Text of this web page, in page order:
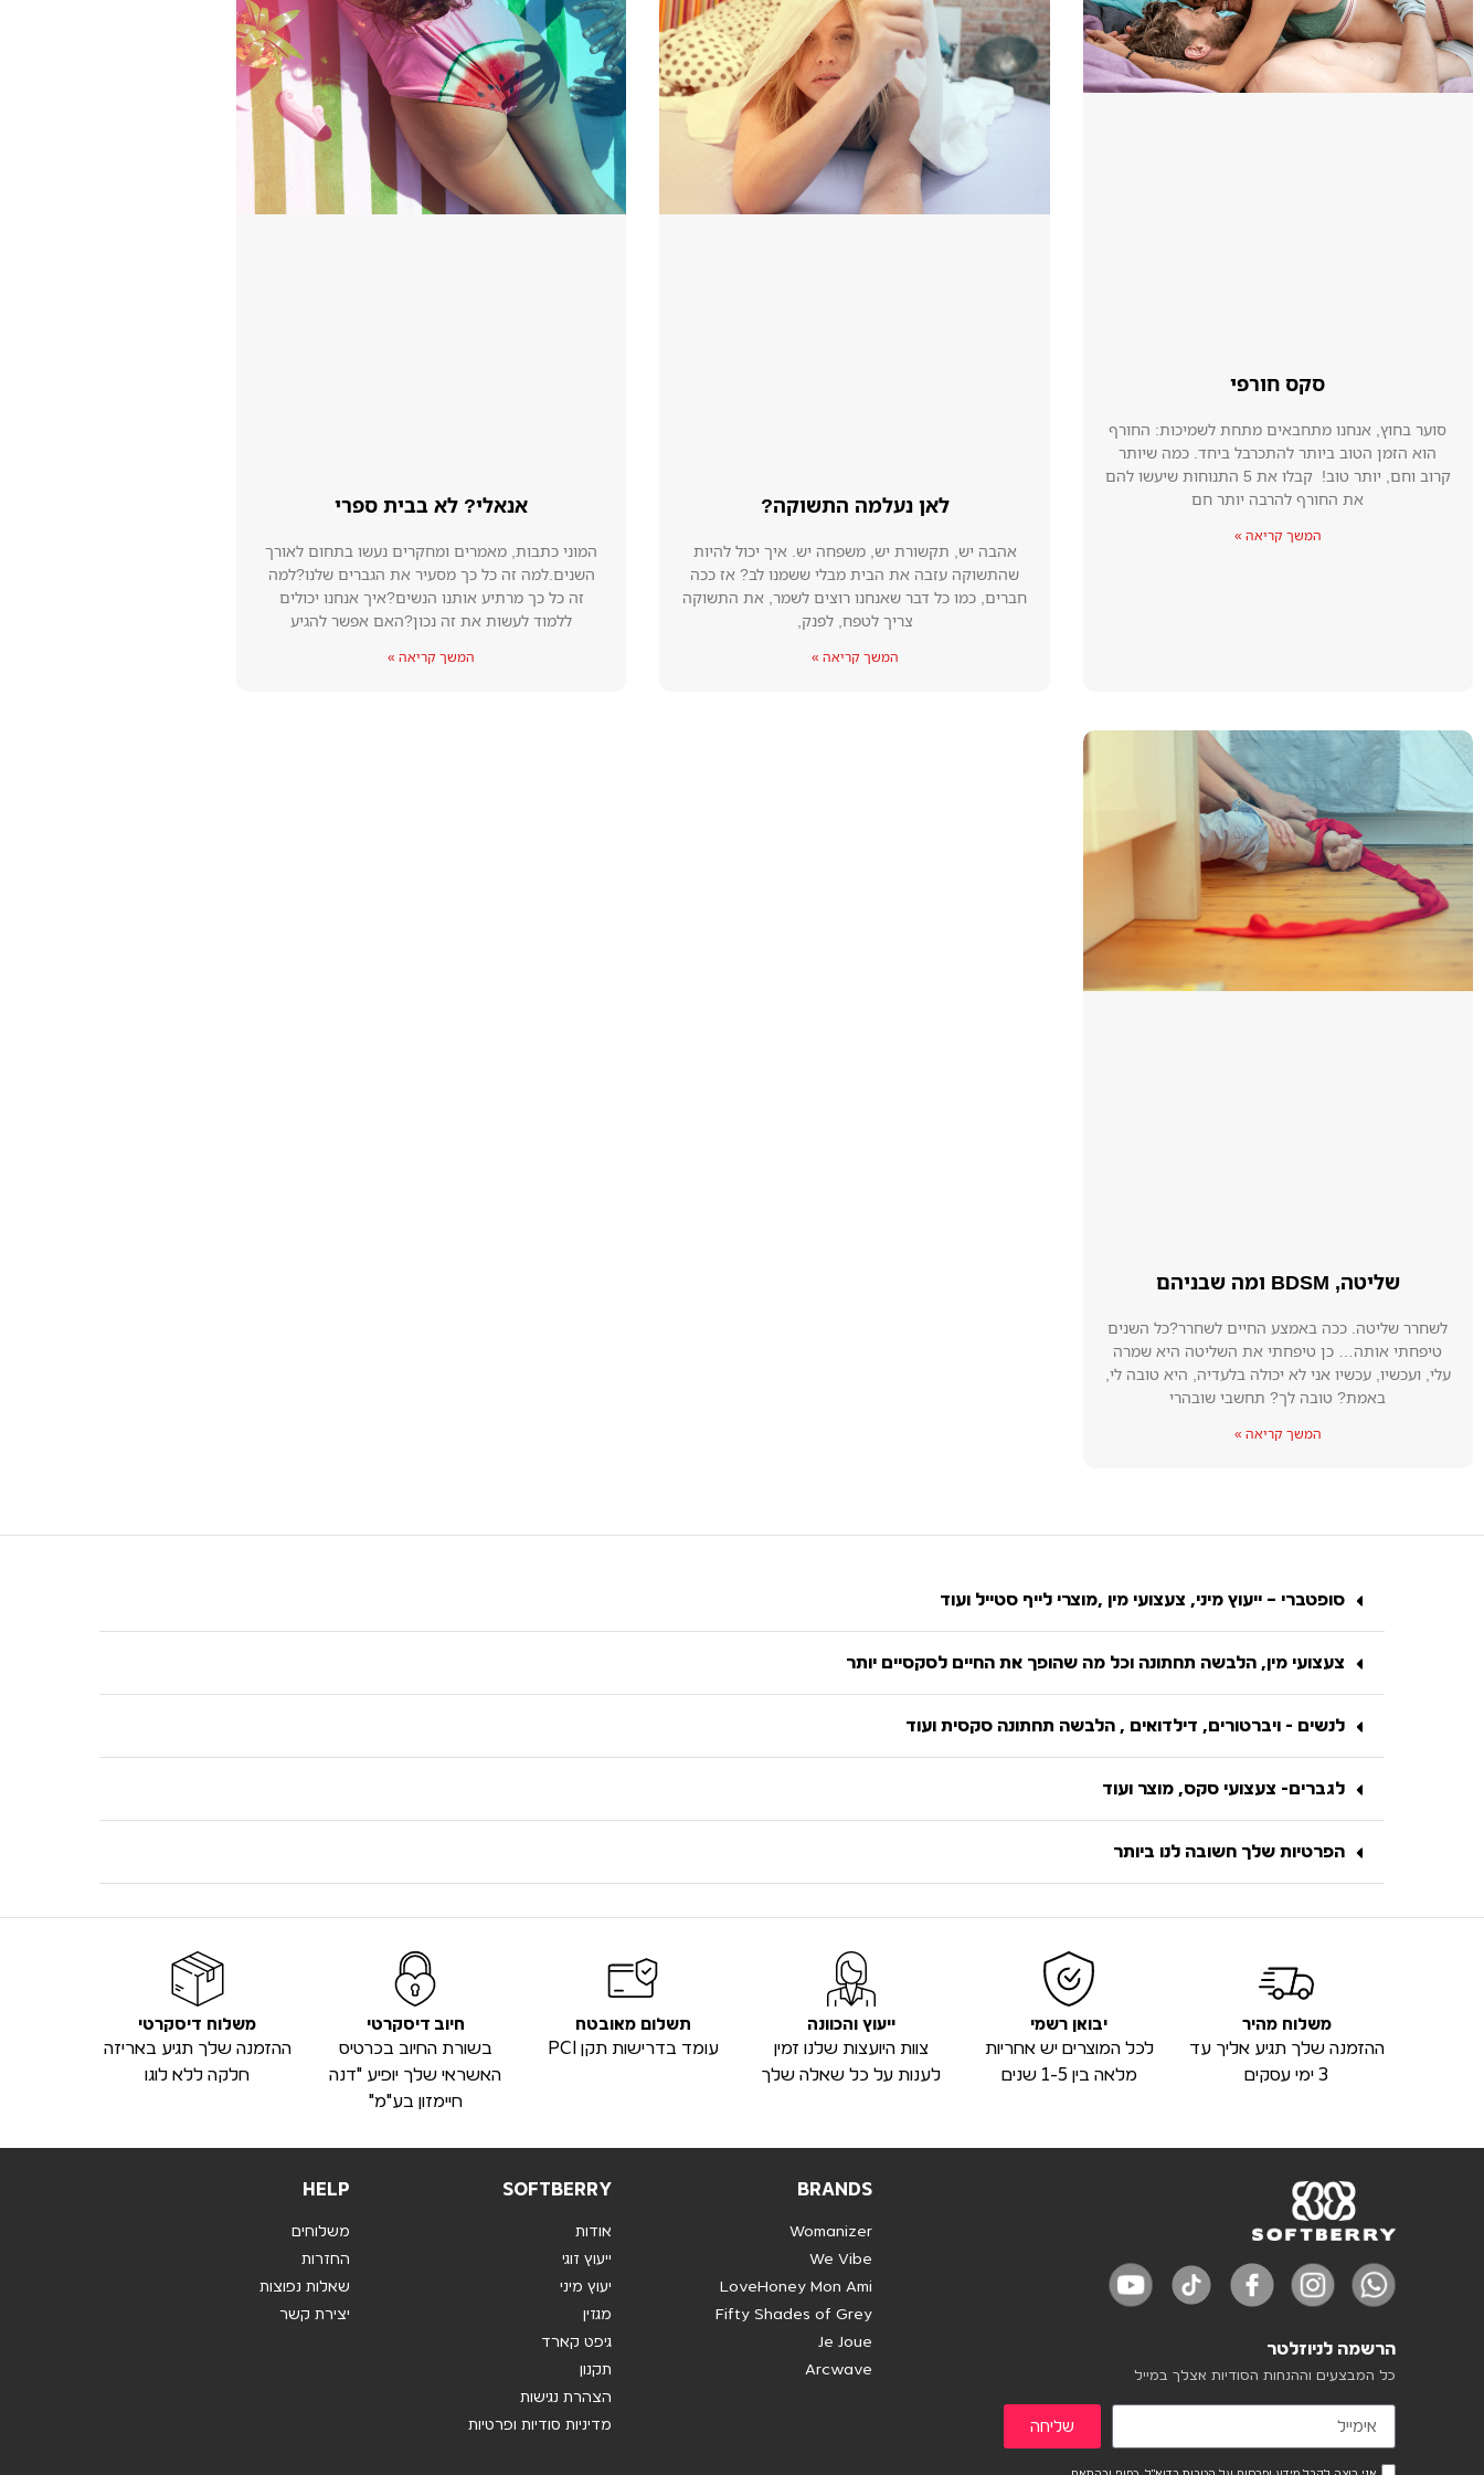
סקס חורפי
סוער בחוץ, אנחנו מתחבאים מתחת לשמיכות: החורף
הוא הזמן הטוב ביותר להתכרבל ביחד. כמה שיותר
קרוב וחם, יותר טוב! קבלו את 5 התנוחות שיעשו להם
את החורף להרבה יותר חם
המשך קריאה »
לאן נעלמה התשוקה?
אהבה יש, תקשורת יש, משפחה יש. איך יכול להיות
שהתשוקה עזבה את הבית מבלי ששמנו לב? אז ככה
חברים, כמו כל דבר שאנחנו רוצים לשמר, את התשוקה
צריך לטפח, לפנק,
המשך קריאה »
אנאלי? לא בבית ספרי
המוני כתבות, מאמרים ומחקרים נעשו בתחום לאורך
השנים.למה זה כל כך מסעיר את הגברים שלנו?למה
זה כל כך מרתיע אותנו הנשים?איך אנחנו יכולים
ללמוד לעשות את זה נכון?האם אפשר להגיע
המשך קריאה »
שליטה, BDSM ומה שבניהם
לשחרר שליטה. ככה באמצע החיים לשחרר?כל השנים
טיפחתי אותה… כן טיפחתי את השליטה היא שמרה
עלי, ועכשיו, עכשיו אני לא יכולה בלעדיה, היא טובה לי,
באמת? טובה לך? תחשבי שובהרי
המשך קריאה »
סופטברי – ייעוץ מיני, צעצועי מין ,מוצרי לייף סטייל ועוד
צעצועי מין, הלבשה תחתונה וכל מה שהופך את החיים לסקסיים יותר
לנשים - ויברטורים, דילדואים , הלבשה תחתונה סקסית ועוד
לגברים- צעצועי סקס, מוצר ועוד
הפרטיות שלך חשובה לנו ביותר
משלוח מהיר
ההזמנה שלך תגיע אליך עד
3 ימי עסקים
יבואן רשמי
לכל המוצרים יש אחריות
מלאה בין 1-5 שנים
ייעוץ והכוונה
צוות היועצות שלנו זמין
לענות על כל שאלה שלך
תשלום מאובטח
עומד בדרישות תקן PCI
חיוב דיסקרטי
בשורת החיוב בכרטיס
האשראי שלך יופיע "דנה
חיימזון בע"מ"
משלוח דיסקרטי
ההזמנה שלך תגיע באריזה
חלקה ללא לוגו
הרשמה לניוזלטר
כל המבצעים וההנחות הסודיות אצלך במייל
שליחה
BRANDS
Womanizer
We Vibe
LoveHoney Mon Ami
Fifty Shades of Grey
Je Joue
Arcwave
SOFTBERRY
אודות
ייעוץ זוגי
יעוץ מיני
מגזין
גיפט קארד
תקנון
הצהרת נגישות
מדיניות סודיות ופרטיות
HELP
משלוחים
החזרות
שאלות נפוצות
יצירת קשר